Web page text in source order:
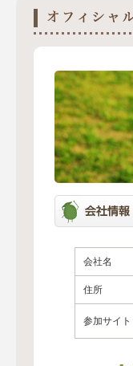
会社名
住所
参加サイト